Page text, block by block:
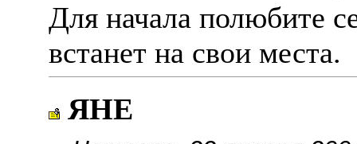
Для начала полюбите
встанет на свои места.
ЯНЕ